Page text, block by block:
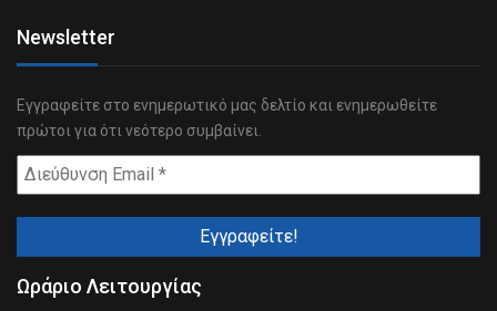
Newsletter
Εγγραφείτε στο ενημερωτικό μας δελτίο και ενημερωθείτε
πρώτοι για ότι νεότερο συμβαίνει.
Ωράριο Λειτουργίας